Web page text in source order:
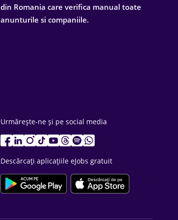
din Romania care verifica manual toate
anunturile si companiile.
Urmărește-ne și pe social media
Descărcați aplicațiile eJobs gratuit